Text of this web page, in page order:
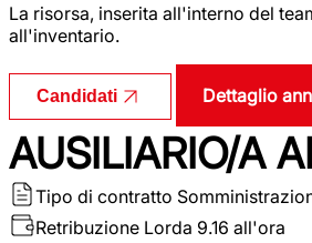
La risorsa, inserita all'interno del
all'inventario.
Candidati Dettaglio
AUSILIARIO/A
Tipo di contratto
Retribuzione Lorda 9.16 all'ora